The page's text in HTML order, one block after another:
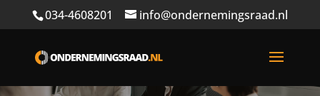
034-4608201 info@ondernemingsraad.nl